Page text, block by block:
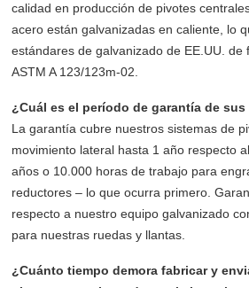
calidad en producción de pivotes
acero están galvanizadas en caliente, lo
estándares de galvanizado de EE.UU. de
ASTM A 123/123m-02.
¿Cuál es el período de garantía de
La garantía cubre nuestros sistemas de
movimiento lateral hasta 1 año respecto
años o 10.000 horas de trabajo para
reductores – lo que ocurra primero.
respecto a nuestro equipo galvanizado
para nuestras ruedas y llantas.
¿Cuánto tiempo demora fabricar y